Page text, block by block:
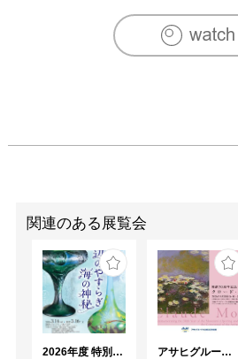
関連のある展覧会
2026年度 特別展「ガレとドーム、アール･ヌーヴォーのガラス 水辺のやすらぎ、海の神秘」
アサヒグループ大山崎山荘美術館 開館30周年記念展「没後100年 クロード・モネ」